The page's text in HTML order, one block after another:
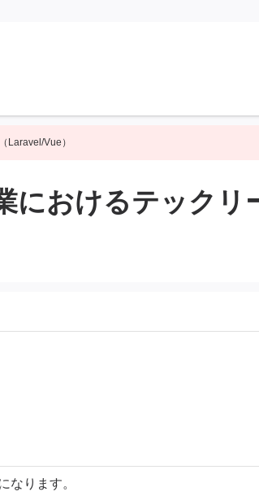
Laravel/Vue）
おけるテックリ
なります。